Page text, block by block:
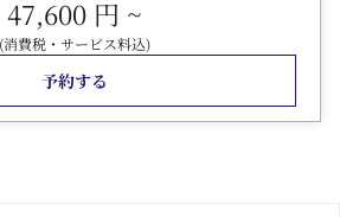
ずJMBカードまたはJALカードをご
旨をスタッフへお申し出くださいま
47,600 円 ~
(消費税・サービス料込)
予約する